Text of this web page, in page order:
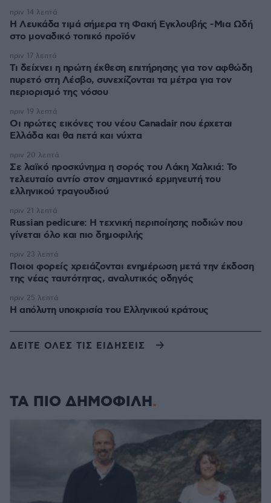
Η Λευκάδα τιμά σήμερα τη Φακή Εγκλουβής -Μια Ωδή
στο μοναδικό τοπικό προϊόν
πριν 14 λεπτά
Τι δείχνει η πρώτη έκθεση επιτήρησης για τον αφθώδη
πυρετό στη Λέσβο, συνεχίζονται τα μέτρα για τον
περιορισμό της νόσου
πριν 17 λεπτά
Οι πρώτες εικόνες του νέου Canadair που έρχεται
Ελλάδα και θα πετά και νύχτα
πριν 19 λεπτά
Σε λαϊκό προσκύνημα η σορός του Λάκη Χαλκιά: Το
τελευταίο αντίο στον σημαντικό ερμηνευτή του
ελληνικού τραγουδιού
πριν 20 λεπτά
Russian pedicure: Η τεχνική περιποίησης ποδιών που
γίνεται όλο και πιο δημοφιλής
πριν 21 λεπτά
Ποιοι φορείς χρειάζονται ενημέρωση μετά την έκδοση
της νέας ταυτότητας, αναλυτικός οδηγός
πριν 23 λεπτά
Η απόλυτη υποκρισία του Ελληνικού κράτους
πριν 25 λεπτά
ΔΕΙΤΕ ΟΛΕΣ ΤΙΣ ΕΙΔΗΣΕΙΣ
ΤΑ ΠΙΟ ΔΗΜΟΦΙΛΗ